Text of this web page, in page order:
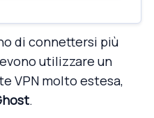
di connettersi più
utilizzare un
VPN molto estesa,
.